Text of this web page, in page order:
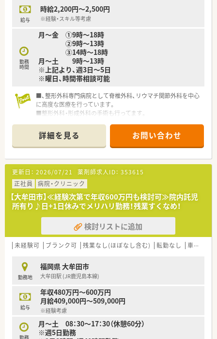
給与
時給2,200円～2,500円
※経験・スキル等考慮
勤務
時間
月～金 ➀9時～18時
➁9時～13時
➂14時～18時
月～土 9時～13時
※上記より、週3日～5日
※曜日、時間帯相談可能
■、整形外科専門病院として脊椎外科、リウマチ関節外科を中心
に高度な医療を行っています。
■整形外科・形成外科の手術も行ってます。
・子どもが病気の時に休みが取れるよう配慮をしております。
・学校、保育園行事の時に休みが取れるよう配慮をしておりま
す。
■自宅より2Km以上の場合、無料駐車場利用可です。
詳細を見る お問い合わせ
更新日： 2026/07/21 薬剤師求人ID： 353615
正社員
病院・クリニック
【大牟田市】≪経験次第で年収600万円も検討可≫院内託児
所有り♪日+1日休みでメリハリ勤務！残業すくなめ！
検討リストに追加
未経験可 ブランク可 残業なし(ほぼなし含む) 転勤なし 車通勤可
勤務地
福岡県 大牟田市
大牟田駅 (JR鹿児島本線)
給与
年収480万円～600万円
月給409,000円～509,000円
※経験考慮
勤務
月～土 08：30～17：30（休憩60分）
※週5日勤務